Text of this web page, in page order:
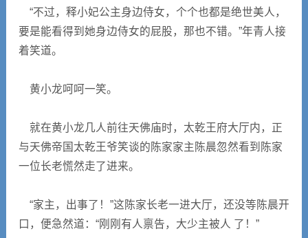
“不过，释小妃公主身边侍女，个个也都是绝世美人，
要是能看得到她身边侍女的屁股，那也不错。”年青人接
着笑道。
黄小龙呵呵一笑。
就在黄小龙几人前往天佛庙时，太乾王府大厅内，正
与天佛帝国太乾王爷笑谈的陈家家主陈晨忽然看到陈家
一位长老慌然走了进来。
“家主，出事了！”这陈家长老一进大厅，还没等陈晨开
口，便急然道：“刚刚有人禀告，大少主被人 了！”